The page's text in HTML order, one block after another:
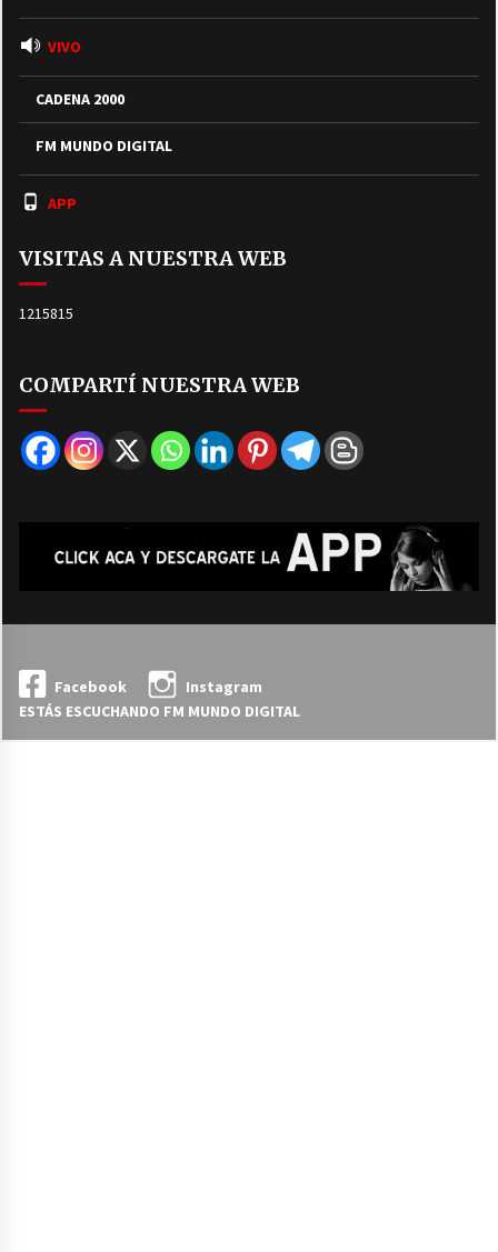
VIVO
CADENA 2000
FM MUNDO DIGITAL
APP
VISITAS A NUESTRA WEB
1215815
COMPARTÍ NUESTRA WEB
Facebook
Instagram
ESTÁS ESCUCHANDO FM MUNDO DIGITAL